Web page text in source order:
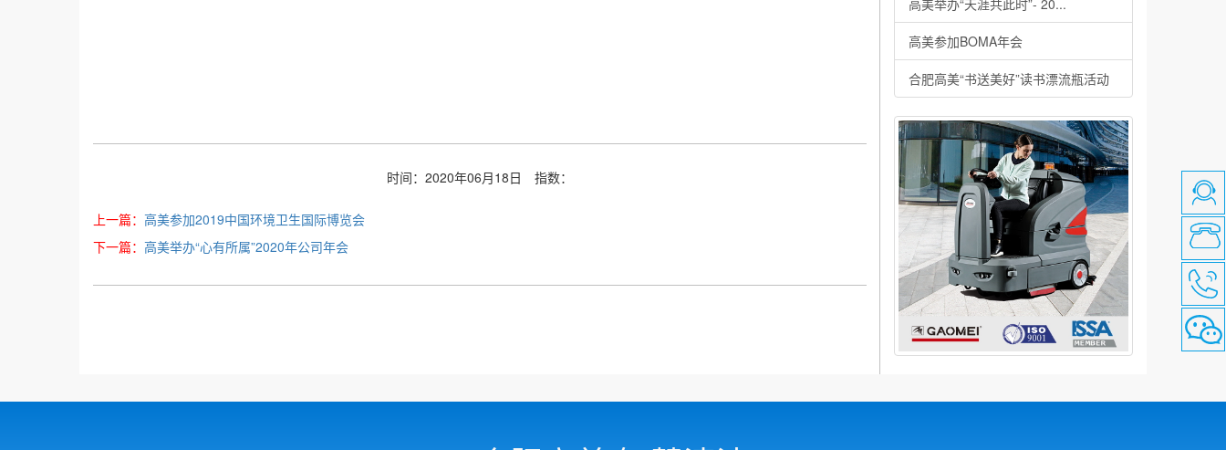
时间：2020年06月18日 指数：
上一篇： 高美参加2019中国环境卫生国际博览会
下一篇： 高美举办“心有所属”2020年公司年会
高美举办“天涯共此时”- 20...
高美参加BOMA年会
合肥高美“书送美好”读书漂流瓶活动